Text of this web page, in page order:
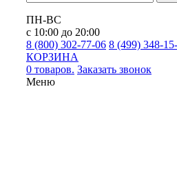
ПН-ВС
с 10:00 до 20:00
8 (800) 302-77-06 8 (499) 348-
КОРЗИНА
0 товаров. Заказать звонок
Меню